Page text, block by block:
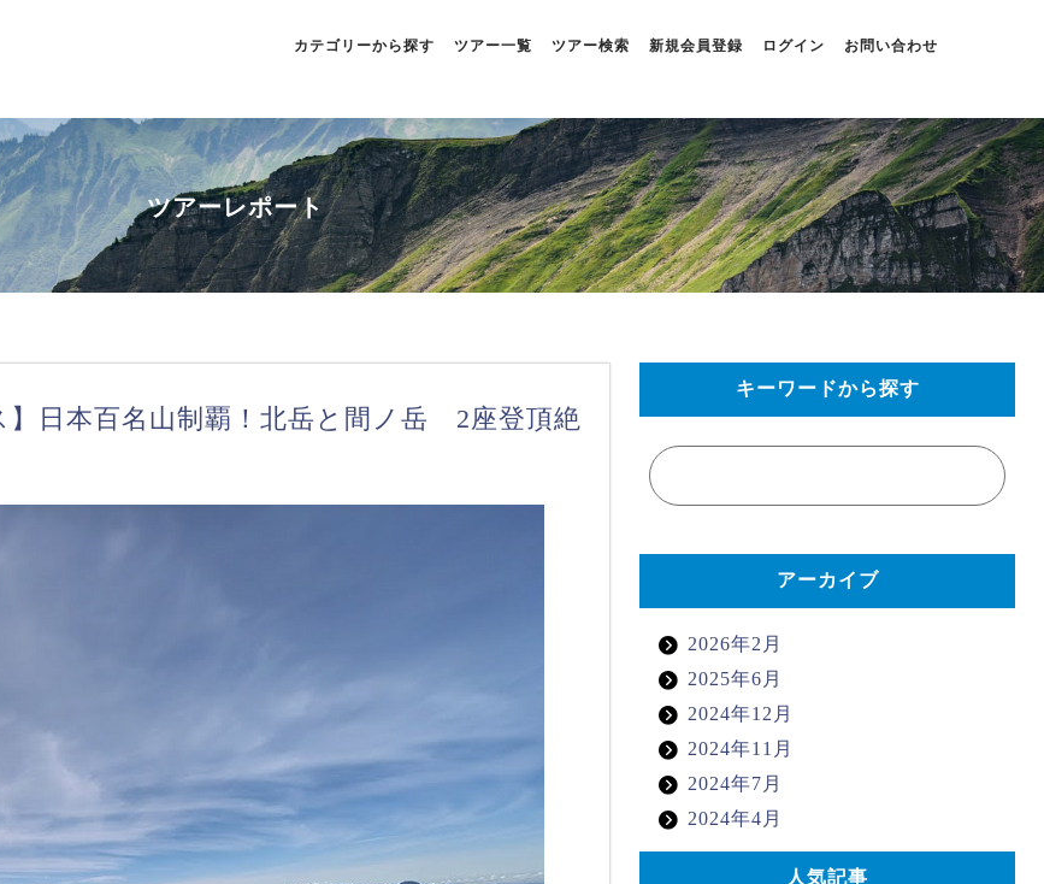
カテゴリーから探す ツアー一覧 ツアー検索 新規会員登録 ログイン お問い合わせ
ツアーレポート
】日本百名山制覇！北岳と間ノ岳 2座登頂絶
キーワードから探す
アーカイブ
2026年2月
2025年6月
2024年12月
2024年11月
2024年7月
2024年4月
人気記事